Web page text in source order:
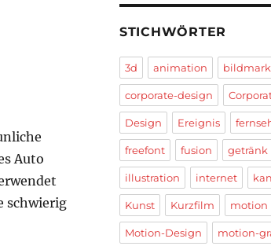
Auto
schwierig
STICHWÖRTER
3d animation
corporate-design
Design Ereignis
freefont fusion getränk
illustration internet
Kunst Kurzfilm motion
Motion-Design motion-